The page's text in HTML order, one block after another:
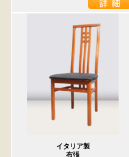
イタリア製
布張